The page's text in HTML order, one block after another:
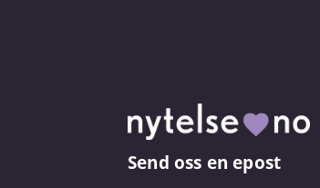
Send oss en epost